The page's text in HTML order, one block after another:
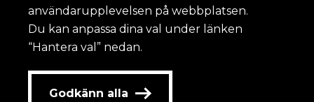
Om Kulturanalys
Lättläst
Om webbplatsen och kakor
Tillgänglighet
Redovisning av statlig annonsering
användarupplevelsen på webbplatsen.
Du kan anpassa dina val under länken
“Hantera val” nedan.
Godkänn alla